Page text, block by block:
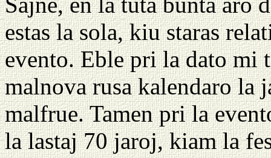
estas la sola, kiu staras
evento. Eble pri la dato mi
malnova rusa kalendaro la
malfrue. Tamen pri la
la lastaj 70 jaroj, kiam la